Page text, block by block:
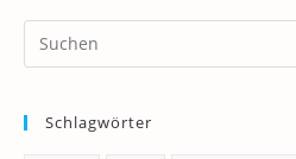
Schlagwörter